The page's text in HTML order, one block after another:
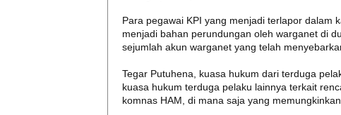
Para pegawai KPI yang menjadi terlapor dalam
menjadi bahan perundungan oleh warganet di
sejumlah akun warganet yang telah
Tegar Putuhena, kuasa hukum dari terduga
kuasa hukum terduga pelaku lainnya terkait
komnas HAM, di mana saja yang